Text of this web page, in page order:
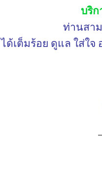
บริก
ท่านสา
ได้เต็มร้อย ดูแล ใส่ใ